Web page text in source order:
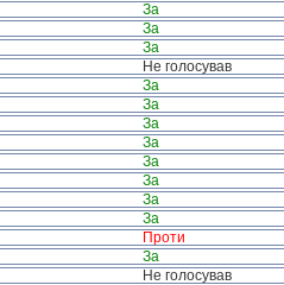
За
За
За
Не голосував
За
За
За
За
За
За
За
За
Проти
За
Не голосував